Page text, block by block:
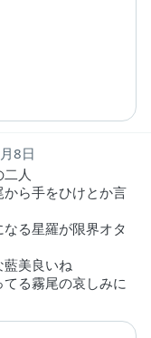
8日
人
ら手をひけとか言
る星羅が限界オタ
美良いね
る霧尾の哀しみに